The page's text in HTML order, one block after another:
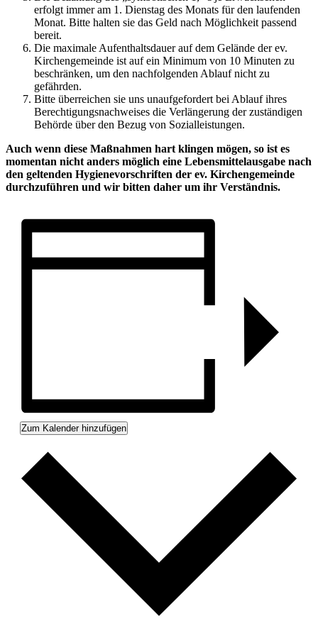
erfolgt immer am 1. Dienstag des Monats für den laufenden
Monat. Bitte halten sie das Geld nach Möglichkeit passend
bereit.
Die maximale Aufenthaltsdauer auf dem Gelände der ev.
Kirchengemeinde ist auf ein Minimum von 10 Minuten zu
beschränken, um den nachfolgenden Ablauf nicht zu
gefährden.
Bitte überreichen sie uns unaufgefordert bei Ablauf ihres
Berechtigungsnachweises die Verlängerung der zuständigen
Behörde über den Bezug von Sozialleistungen.
Auch wenn diese Maßnahmen hart klingen mögen, so ist es
momentan nicht anders möglich eine Lebensmittelausgabe nach
den geltenden Hygienevorschriften der ev. Kirchengemeinde
durchzuführen und wir bitten daher um ihr Verständnis.
Zum Kalender hinzufügen